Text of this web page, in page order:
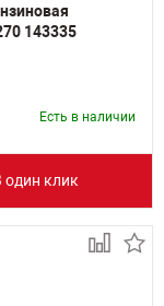
143335
Есть в наличии
один клик